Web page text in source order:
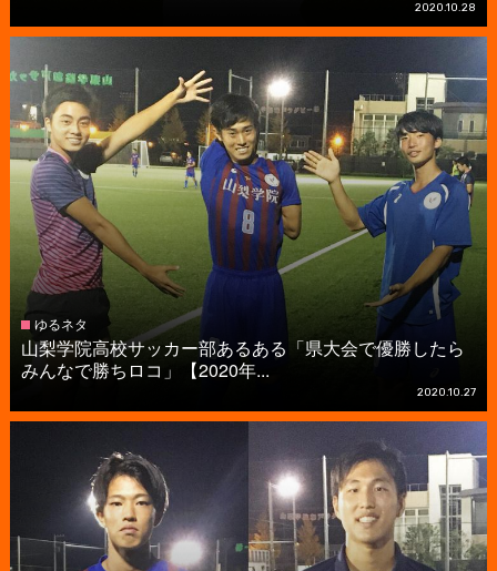
2020.10.28
ゆるネタ
山梨学院高校サッカー部あるある「県大会で優勝したら
みんなで勝ちロコ」【2020年...
2020.10.27